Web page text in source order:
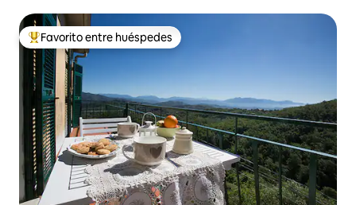
De los mejores en Favorito entre huéspedes
Favorito entre huéspedes